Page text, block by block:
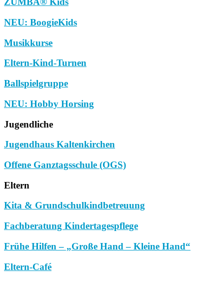
NEU: BoogieKids
Musikkurse
Eltern-Kind-Turnen
Ballspielgruppe
NEU: Hobby Horsing
Jugendliche
Jugendhaus Kaltenkirchen
Offene Ganztagsschule (OGS)
Eltern
Kita & Grundschulkindbetreuung
Fachberatung Kindertagespflege
Frühe Hilfen – „Große Hand – Kleine Hand“
Eltern-Café